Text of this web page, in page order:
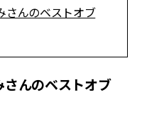
さんのベストオブ
さんのベストオブ